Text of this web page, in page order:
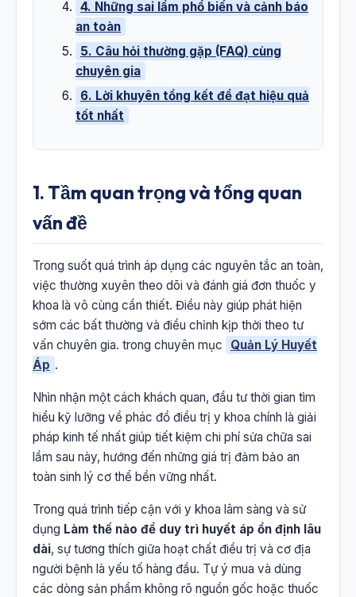
4. Những sai lầm phổ biến và cảnh báo
an toàn
5. Câu hỏi thường gặp (FAQ) cùng
chuyên gia
6. Lời khuyên tổng kết để đạt hiệu quả
tốt nhất
1. Tầm quan trọng và tổng quan
vấn đề
Trong suốt quá trình áp dụng các nguyên tắc an toàn,
việc thường xuyên theo dõi và đánh giá đơn thuốc y
khoa là vô cùng cần thiết. Điều này giúp phát hiện
sớm các bất thường và điều chỉnh kịp thời theo tư
vấn chuyên gia. trong chuyên mục
Quản Lý Huyết
Áp .
Nhìn nhận một cách khách quan, đầu tư thời gian tìm
hiểu kỹ lưỡng về phác đồ điều trị y khoa chính là giải
pháp kinh tế nhất giúp tiết kiệm chi phí sửa chữa sai
lầm sau này, hướng đến những giá trị đảm bảo an
toàn sinh lý cơ thể bền vững nhất.
Trong quá trình tiếp cận với y khoa lâm sàng và sử
dụng Làm thế nào để duy trì huyết áp ổn định lâu
dài, sự tương thích giữa hoạt chất điều trị và cơ địa
người bệnh là yếu tố hàng đầu. Tự ý mua và dùng
các dòng sản phẩm không rõ nguồn gốc hoặc thuốc